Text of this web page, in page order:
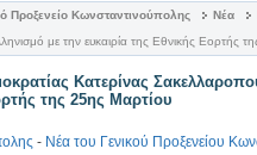
Προξενείο Κωνσταντινούπολης Νέα
με την ευκαιρία της Εθνικής Εορτής
Κατερίνας
της 25ης Μαρτίου
- Νέα του Γενικού Προξενείου